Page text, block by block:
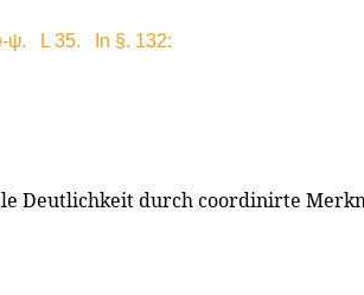
ψ. L 35. In §. 132:
Deutlichkeit durch coordinirte